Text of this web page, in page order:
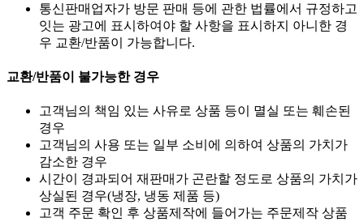
통신판매업자가 방문 판매 등에 관한 법률에서 규정하고
잇는 광고에 표시하여야 할 사항을 표시하지 아니한 경
우 교환/반품이 가능합니다.
교환/반품이 불가능한 경우
고객님의 책임 있는 사유로 상품 등이 멸실 또는 훼손된
경우
고객님의 사용 또는 일부 소비에 의하여 상품의 가치가
감소한 경우
시간이 경과되어 재판매가 곤란할 정도로 상품의 가치가
상실된 경우(냉장, 냉동 제품 등)
고객 주문 확인 후 상품제작에 들어가는 주문제작 상품